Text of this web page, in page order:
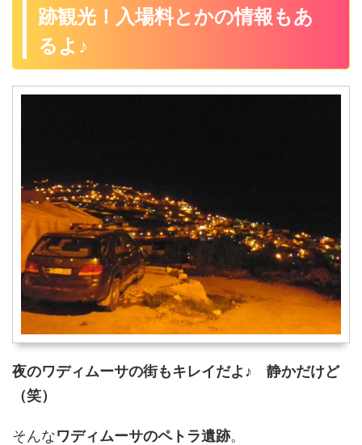
跡観光！入場料とかの情報もあ
るよ♪
夜のワディムーサの街もキレイだよ♪ 静かだけど
（笑）
そんなワディムーサのペトラ遺跡。